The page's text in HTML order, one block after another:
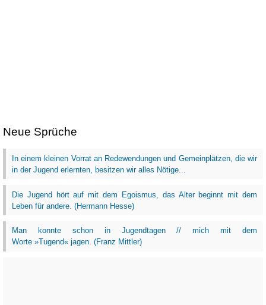
Neue Sprüche
In einem kleinen Vorrat an Redewendungen und Gemeinplätzen, die wir
in der Jugend erlernten, besitzen wir alles Nötige...
Die Jugend hört auf mit dem Egoismus, das Alter beginnt mit dem
Leben für andere. (Hermann Hesse)
Man konnte schon in Jugendtagen // mich mit dem
Worte »Tugend« jagen. (Franz Mittler)